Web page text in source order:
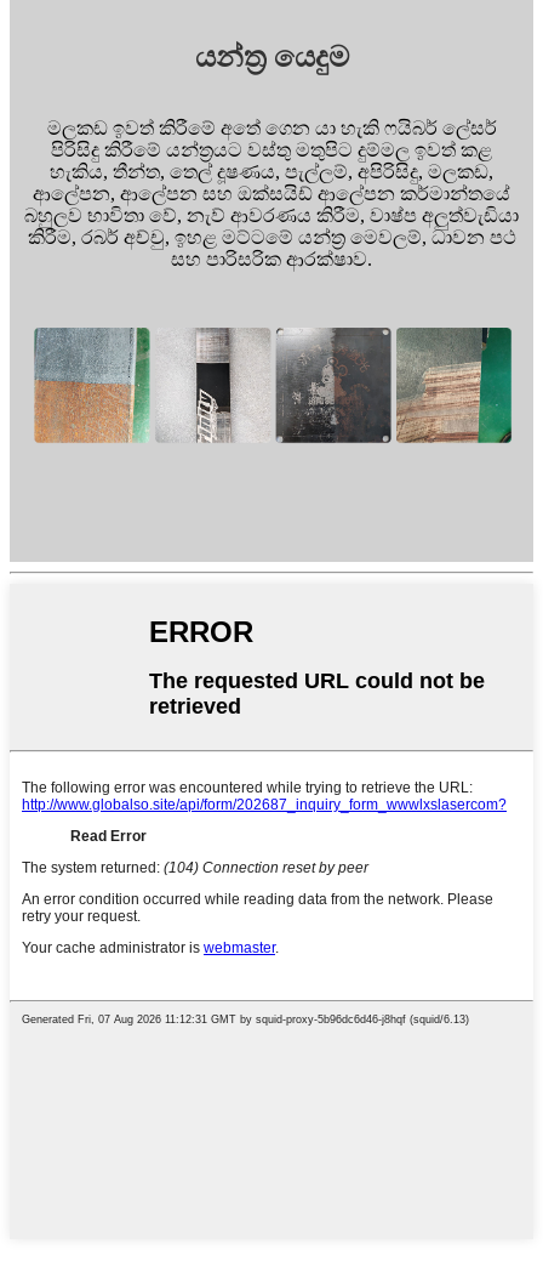
යන්ත්‍ර යෙදුම
මලකඩ ඉවත් කිරීමේ අතේ ගෙන යා හැකි ෆයිබර් ලේසර්
පිරිසිදු කිරීමේ යන්ත්‍රයට වස්තු මතුපිට දුම්මල ඉවත් කළ
හැකිය, තීන්ත, තෙල් දූෂණය, පැල්ලම්, අපිරිසිදු, මලකඩ,
ආලේපන, ආලේපන සහ ඔක්සයිඩ් ආලේපන කර්මාන්තයේ
බහුලව භාවිතා වේ, නැව් ආවරණය කිරීම, වාෂ්ප අලුත්වැඩියා
කිරීම, රබර් අච්චු, ඉහළ මට්ටමේ යන්ත්‍ර මෙවලම්, ධාවන පථ
සහ පාරිසරික ආරක්ෂාව.